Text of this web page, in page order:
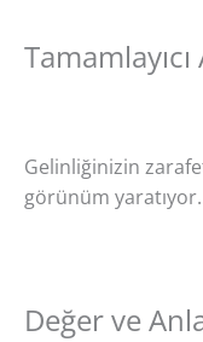
Gelinliğinizin
görünüm
Değer ve